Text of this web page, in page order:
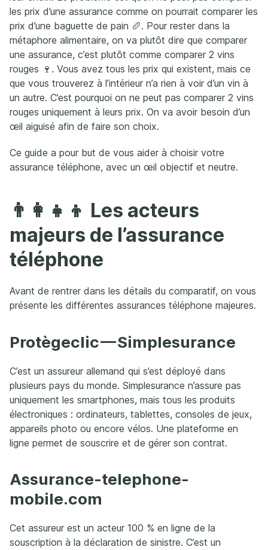
les prix d’une assurance comme on pourrait comparer les
prix d’une baguette de pain 🥖. Pour rester dans la
métaphore alimentaire, on va plutôt dire que comparer
une assurance, c’est plutôt comme comparer 2 vins
rouges 🍷. Vous avez tous les prix qui existent, mais ce
que vous trouverez à l’intérieur n’a rien à voir d’un vin à
un autre. C’est pourquoi on ne peut pas comparer 2 vins
rouges uniquement à leurs prix. On va avoir besoin d’un
œil aiguisé afin de faire son choix.
Ce guide a pour but de vous aider à choisir votre
assurance téléphone, avec un œil objectif et neutre.
👨‍👩‍👧‍👦 Les acteurs
majeurs de l’assurance
téléphone
Avant de rentrer dans les détails du comparatif, on vous
présente les différentes assurances téléphone majeures.
Protègeclic — Simplesurance
C’est un assureur allemand qui s’est déployé dans
plusieurs pays du monde. Simplesurance n’assure pas
uniquement les smartphones, mais tous les produits
électroniques : ordinateurs, tablettes, consoles de jeux,
appareils photo ou encore vélos. Une plateforme en
ligne permet de souscrire et de gérer son contrat.
Assurance-telephone-
mobile.com
Cet assureur est un acteur 100 % en ligne de la
souscription à la déclaration de sinistre. C’est un